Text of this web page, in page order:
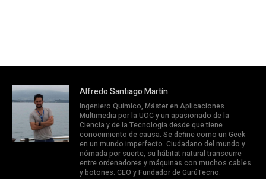
Alfredo Santiago Martín
Ingeniero Químico, Máster en Aplicaciones
Multimedia por la UOC y un apasionado de la
Ciencia y de la Tecnología desde que tiene
conocimiento de causa. Se define como un Geek
en un mundo imperfecto. Ciudadano del mundo y
nómada por suerte, su hábitat natural transcurre
entre ordenadores y máquinas con muchos cables
y botones. CEO y Fundador de GurúTecno.